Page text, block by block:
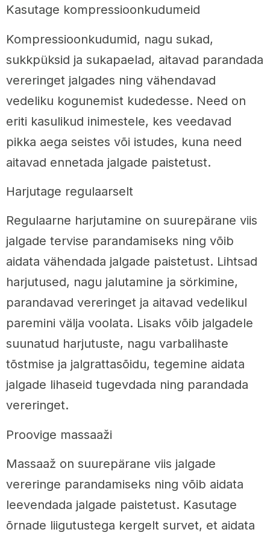
Kasutage kompressioonkudumeid
Kompressioonkudumid, nagu sukad,
sukkpüksid ja sukapaelad, aitavad parandada
vereringet jalgades ning vähendavad
vedeliku kogunemist kudedesse. Need on
eriti kasulikud inimestele, kes veedavad
pikka aega seistes või istudes, kuna need
aitavad ennetada jalgade paistetust.
Harjutage regulaarselt
Regulaarne harjutamine on suurepärane viis
jalgade tervise parandamiseks ning võib
aidata vähendada jalgade paistetust. Lihtsad
harjutused, nagu jalutamine ja sörkimine,
parandavad vereringet ja aitavad vedelikul
paremini välja voolata. Lisaks võib jalgadele
suunatud harjutuste, nagu varbalihaste
tõstmise ja jalgrattasõidu, tegemine aidata
jalgade lihaseid tugevdada ning parandada
vereringet.
Proovige massaaži
Massaaž on suurepärane viis jalgade
vereringe parandamiseks ning võib aidata
leevendada jalgade paistetust. Kasutage
õrnade liigutustega kergelt survet, et aidata